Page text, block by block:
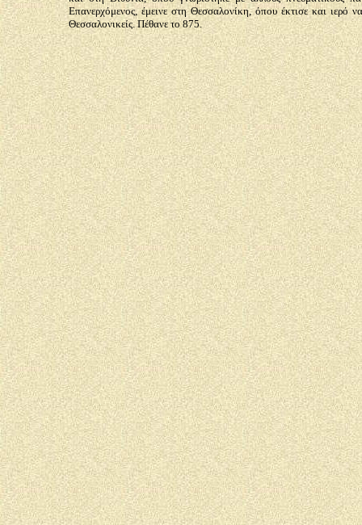
Επανερχόμενος, έμεινε στη Θεσσαλονίκη, όπου έκτισε και ιερό
Θεσσαλονικείς. Πέθανε το 875.